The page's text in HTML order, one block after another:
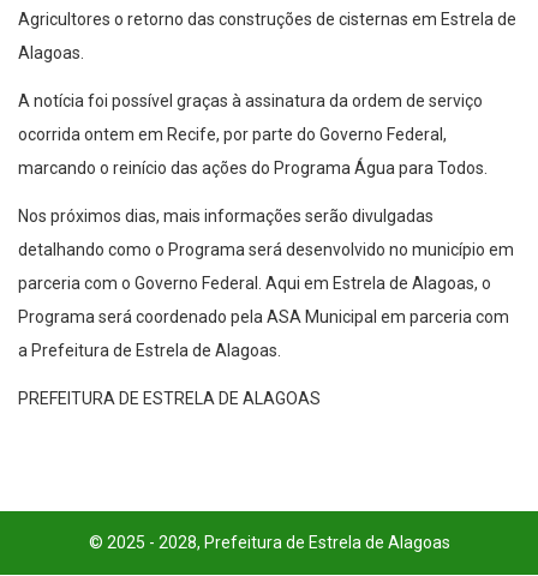
Agricultores o retorno das construções de cisternas em Estrela de
Alagoas.
A notícia foi possível graças à assinatura da ordem de serviço
ocorrida ontem em Recife, por parte do Governo Federal,
marcando o reinício das ações do Programa Água para Todos.
Nos próximos dias, mais informações serão divulgadas
detalhando como o Programa será desenvolvido no município em
parceria com o Governo Federal. Aqui em Estrela de Alagoas, o
Programa será coordenado pela ASA Municipal em parceria com
a Prefeitura de Estrela de Alagoas.
PREFEITURA DE ESTRELA DE ALAGOAS
© 2025 - 2028, Prefeitura de Estrela de Alagoas